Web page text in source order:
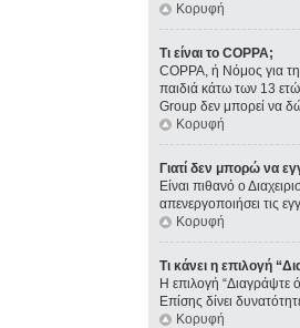
Κορυφή
Τι είναι το COPPA;
COPPA, ή Νόμος για
παιδιά κάτω των 13
Group δεν μπορεί να
Κορυφή
Γιατί δεν μπορώ να
Είναι πιθανό ο
απενεργοποιήσει τις
Κορυφή
Τι κάνει η επιλογή
Η επιλογή “Διαγράψτε
Επίσης δίνει
Κορυφή